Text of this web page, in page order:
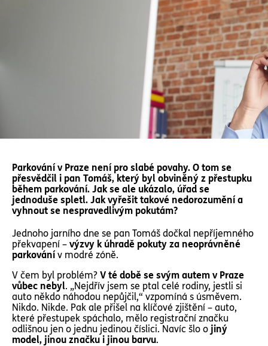
Parkování v Praze není pro slabé povahy. O tom se
přesvědčil i pan Tomáš, který byl obviněný z přestupku
během parkování. Jak se ale ukázalo, úřad se
jednoduše spletl. Jak vyřešit takové nedorozumění a
vyhnout se nespravedlivým pokutám?
Jednoho jarního dne se pan Tomáš dočkal nepříjemného
překvapení – výzvy k úhradě pokuty za neoprávněné
parkovánív modré zóně.
V čem byl problém? V té době se svým autem v Praze
vůbec nebyl. „Nejdřív jsem se ptal celé rodiny, jestli si
auto někdo náhodou nepůjčil,“ vzpomíná s úsměvem.
Nikdo. Nikde. Pak ale přišel na klíčové zjištění – auto,
které přestupek spáchalo, mělo registrační značku
odlišnou jen o jednu jedinou číslici. Navíc šlo o jiný
model, jinou značku i jinou barvu.